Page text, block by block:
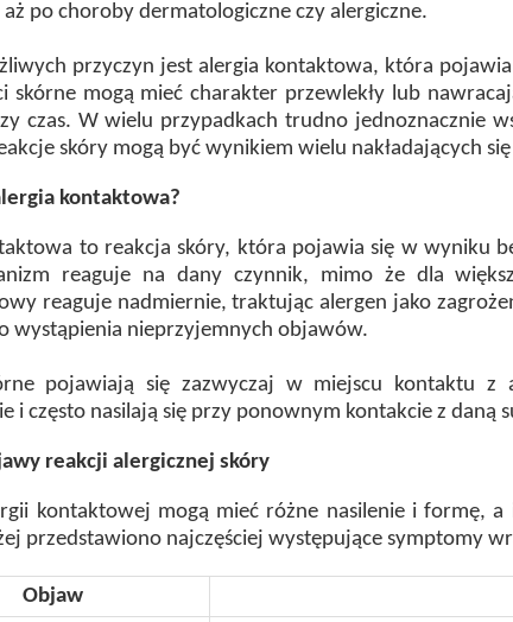
po choroby dermatologiczne czy alergiczne.
przyczyn jest alergia kontaktowa, która
skórne mogą mieć charakter przewlekły lub
czas. W wielu przypadkach trudno jednoznacznie
skóry mogą być wynikiem wielu nakładających
kontaktowa?
to reakcja skóry, która pojawia się w wyniku
reaguje na dany czynnik, mimo że dla
reaguje nadmiernie, traktując alergen jako
wystąpienia nieprzyjemnych objawów.
pojawiają się zazwyczaj w miejscu kontaktu z
i często nasilają się przy ponownym kontakcie z daną
reakcji alergicznej skóry
kontaktowej mogą mieć różne nasilenie i formę,
przedstawiono najczęściej występujące symptomy
Objaw